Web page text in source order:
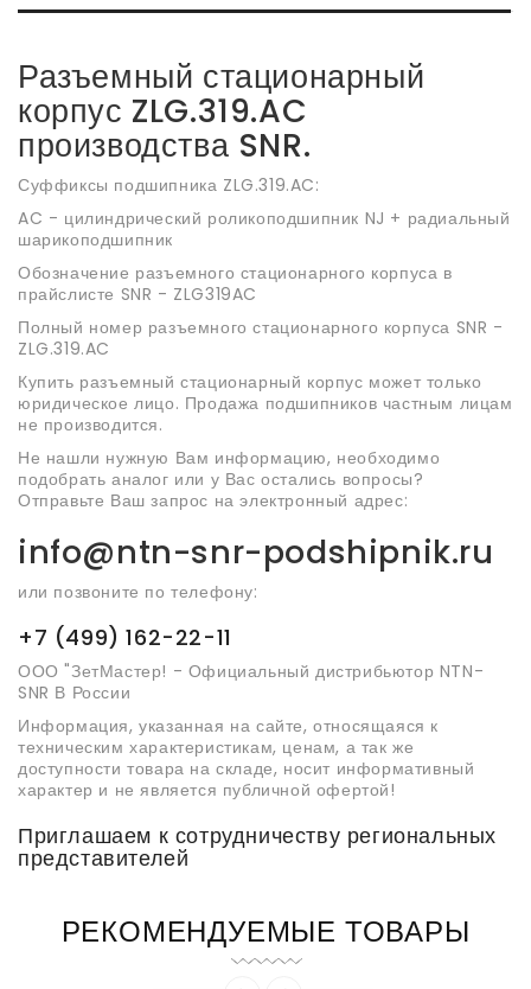
Разъемный стационарный
корпус ZLG.319.AC
производства SNR.
Суффиксы подшипника ZLG.319.AC:
AC - цилиндрический роликоподшипник NJ + радиальный
шарикоподшипник
Обозначение разъемного стационарного корпуса в
прайслисте SNR - ZLG319AC
Полный номер разъемного стационарного корпуса SNR -
ZLG.319.AC
Купить разъемный стационарный корпус может только
юридическое лицо. Продажа подшипников частным лицам
не производится.
Не нашли нужную Вам информацию, необходимо
подобрать аналог или у Вас остались вопросы?
Отправьте Ваш запрос на электронный адрес:
info@ntn-snr-podshipnik.ru
или позвоните по телефону:
+7 (499) 162-22-11
ООО "ЗетМастер! - Официальный дистрибьютор NTN-
SNR В России
Информация, указанная на сайте, относящаяся к
техническим характеристикам, ценам, а так же
доступности товара на складе, носит информативный
характер и не является публичной офертой!
Приглашаем к сотрудничеству региональных
представителей
РЕКОМЕНДУЕМЫЕ ТОВАРЫ